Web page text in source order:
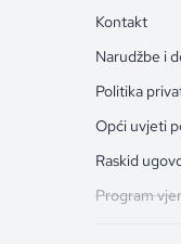
Kontakt
Narudžbe i
Politika
Opći uvjeti
Raskid
Program